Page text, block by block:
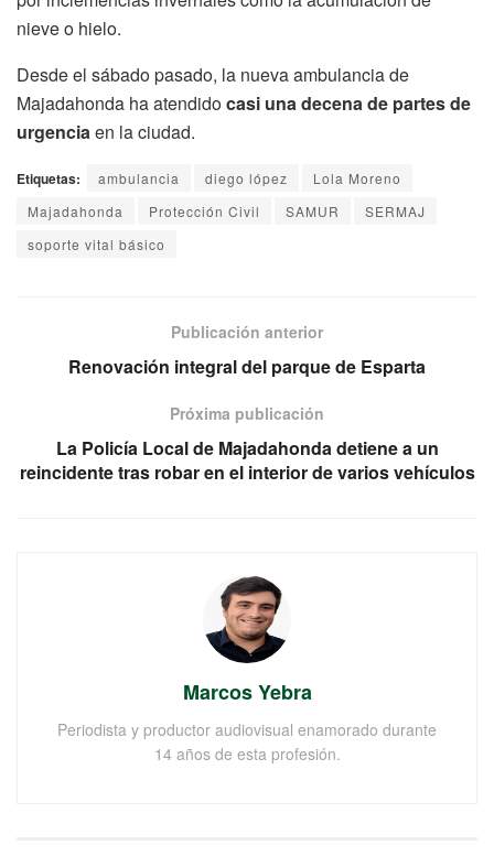
nieve o hielo.
Desde el sábado pasado, la nueva ambulancia de
Majadahonda ha atendidocasi una decena de partes de
urgenciaen la ciudad.
Etiquetas: ambulancia diego lópez
Lola Moreno
Majadahonda
Protección Civil SAMUR
SERMAJ
soporte vital básico
Publicación anterior
Renovación integral del parque de Esparta
Próxima publicación
La Policía Local de Majadahonda detiene a un
reincidente tras robar en el interior de varios vehículos
Marcos Yebra
Periodista y productor audiovisual enamorado durante
14 años de esta profesión.